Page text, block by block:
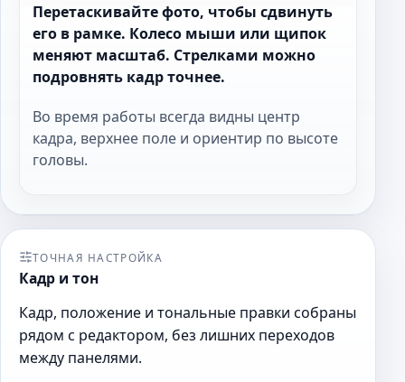
Перетаскивайте фото, чтобы сдвинуть
его в рамке. Колесо мыши или щипок
меняют масштаб. Стрелками можно
подровнять кадр точнее.
Во время работы всегда видны центр
кадра, верхнее поле и ориентир по высоте
головы.
ТОЧНАЯ НАСТРОЙКА
Кадр и тон
Кадр, положение и тональные правки собраны
рядом с редактором, без лишних переходов
между панелями.